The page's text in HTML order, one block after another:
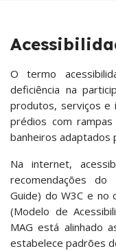
O termo
deficiência na
produtos, serviços e
prédios com
banheiros adaptados
Na internet,
recomendações do
Guide) do W3C e no
(Modelo de
MAG está alinhado
estabelece padrões